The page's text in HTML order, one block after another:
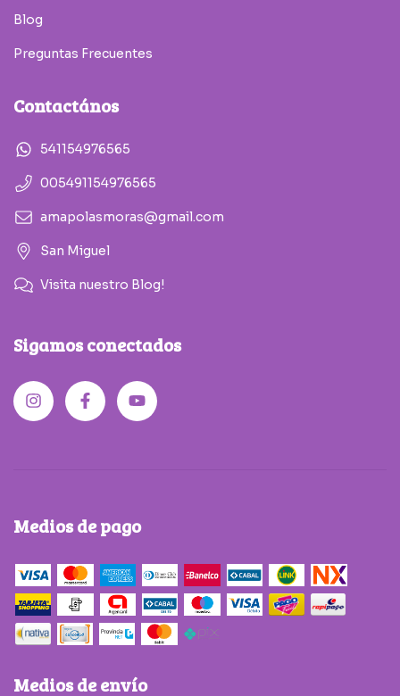
Blog
Preguntas Frecuentes
Contactános
541154976565
005491154976565
amapolasmoras@gmail.com
San Miguel
Visita nuestro Blog!
Sigamos conectados
Medios de pago
Medios de envío